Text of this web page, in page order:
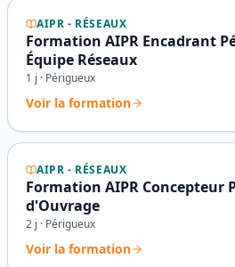
AIPR - RÉSEAUX
Formation AIPR Encadrant
Équipe Réseaux
1 j · Périgueux
Voir la formation
AIPR - RÉSEAUX
Formation AIPR Concepteur
d'Ouvrage
2 j · Périgueux
Voir la formation